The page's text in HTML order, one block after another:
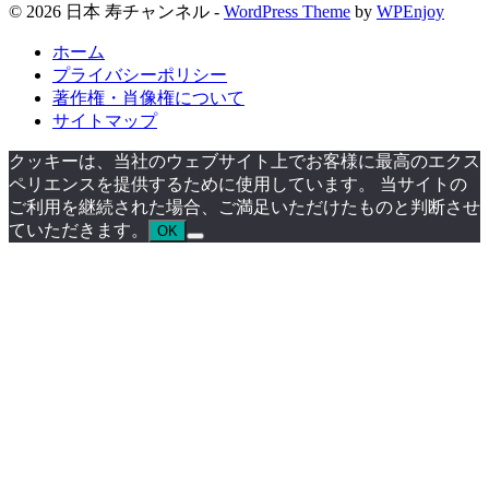
© 2026 日本 寿チャンネル - WordPress Theme by WPEnjoy
ホーム
プライバシーポリシー
著作権・肖像権について
サイトマップ
クッキーは、当社のウェブサイト上でお客様に最高のエクス
ペリエンスを提供するために使用しています。 当サイトの
ご利用を継続された場合、ご満足いただけたものと判断させ
ていただきます。
OK